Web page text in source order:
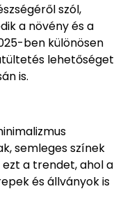
szól,
a növény és a
ben különösen
lehetőséget
is.
semleges színek
a trendet, ahol a
és állványok is